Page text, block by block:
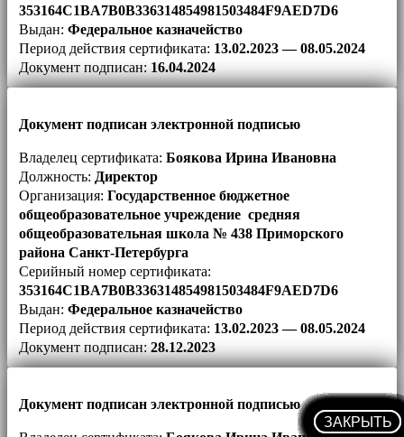
ЗАКРЫТЬ
ЗАКРЫТЬ
ЗАКРЫТЬ
ЗАКРЫТЬ
ЗАКРЫТЬ
ЗАКРЫТЬ
ЗАКРЫТЬ
ЗАКРЫТЬ
ЗАКРЫТЬ
ЗАКРЫТЬ
ЗАКРЫТЬ
ЗАКРЫТЬ
ЗАКРЫТЬ
ЗАКРЫТЬ
ЗАКРЫТЬ
ЗАКРЫТЬ
ЗАКРЫТЬ
ЗАКРЫТЬ
ЗАКРЫТЬ
ЗАКРЫТЬ
ЗАКРЫТЬ
ЗАКРЫТЬ
ЗАКРЫТЬ
ЗАКРЫТЬ
ЗАКРЫТЬ
ЗАКРЫТЬ
353164C1BA7B0B336314854981503484F9AED7D6
Выдан: Федеральное казначейство
Период действия сертификата: 13.02.2023 — 08.05.2024
Документ подписан: 16.04.2024
ЗАКРЫТЬ
Документ подписан электронной подписью
Владелец сертификата: Боякова Ирина Ивановна
Должность: Директор
Организация: Государственное бюджетное
общеобразовательное учреждение средняя
общеобразовательная школа № 438 Приморского
района Санкт-Петербурга
Серийный номер сертификата:
353164C1BA7B0B336314854981503484F9AED7D6
Выдан: Федеральное казначейство
Период действия сертификата: 13.02.2023 — 08.05.2024
Документ подписан: 28.12.2023
ЗАКРЫТЬ
Документ подписан электронной подписью
ЗАКРЫТЬ
ЗАКРЫТЬ
ЗАКРЫТЬ
ЗАКРЫТЬ
ЗАКРЫТЬ
ЗАКРЫТЬ
ЗАКРЫТЬ
ЗАКРЫТЬ
ЗАКРЫТЬ
ЗАКРЫТЬ
ЗАКРЫТЬ
ЗАКРЫТЬ
ЗАКРЫТЬ
ЗАКРЫТЬ
ЗАКРЫТЬ
ЗАКРЫТЬ
ЗАКРЫТЬ
ЗАКРЫТЬ
ЗАКРЫТЬ
ЗАКРЫТЬ
ЗАКРЫТЬ
ЗАКРЫТЬ
ЗАКРЫТЬ
ЗАКРЫТЬ
ЗАКРЫТЬ
ЗАКРЫТЬ
ЗАКРЫТЬ
ЗАКРЫТЬ
ЗАКРЫТЬ
ЗАКРЫТЬ
ЗАКРЫТЬ
ЗАКРЫТЬ
ЗАКРЫТЬ
ЗАКРЫТЬ
ЗАКРЫТЬ
ЗАКРЫТЬ
ЗАКРЫТЬ
ЗАКРЫТЬ
ЗАКРЫТЬ
ЗАКРЫТЬ